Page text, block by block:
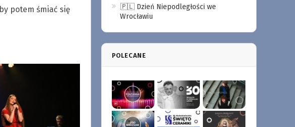
potem śmiać się
🇵🇱 Dzień Niepodległości we
Wrocławiu
POLECANE